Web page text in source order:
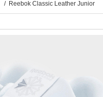
/ Reebok Classic Leather Junior